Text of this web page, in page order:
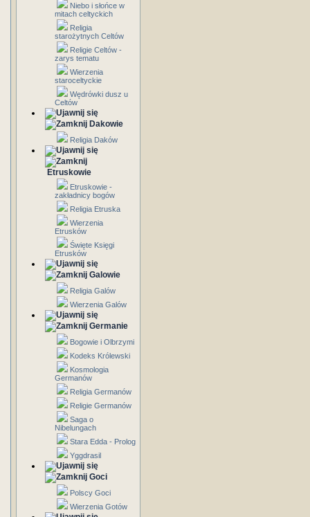
Niebo i słońce w
mitach celtyckich
Religia
starożytnych Celtów
Religie Celtów -
zarys tematu
Wierzenia
staroceltyckie
Wędrówki dusz u
Celtów
Dakowie
Religia Daków
Etruskowie
Etruskowie -
zakładnicy bogów
Religia Etruska
Wierzenia
Etrusków
Święte Księgi
Etrusków
Galowie
Religia Galów
Wierzenia Galów
Germanie
Bogowie i Olbrzymi
Kodeks Królewski
Kosmologia
Germanów
Religia Germanów
Religie Germanów
Saga o
Nibelungach
Stara Edda - Prolog
Yggdrasil
Goci
Polscy Goci
Wierzenia Gotów